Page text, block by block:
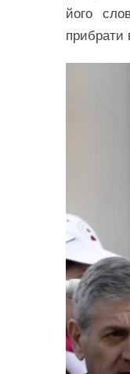
його
прибрати